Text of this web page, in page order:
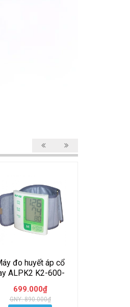
đo huyết áp cổ
ALPK2 K2-600-
made in Japan
699.000₫
GNY: 890.000₫